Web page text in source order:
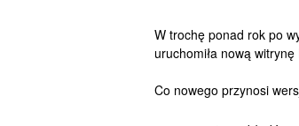
W trochę ponad rok po
uruchomiła nową
Co nowego przynosi